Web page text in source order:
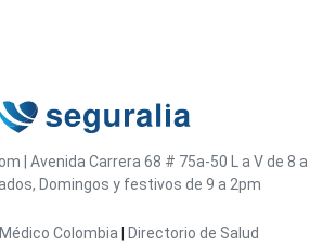
Avenida Carrera 68 # 75a-50
L a V de 8 a
Domingos y festivos de 9 a 2pm
Colombia
Directorio de Salud